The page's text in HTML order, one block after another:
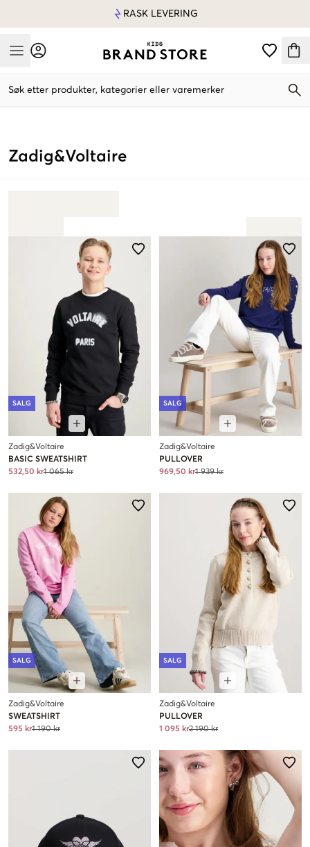
RASK LEVERING
Mobile Menu
Søk etter produkter, kategorier eller varemerker
Zadig&Voltaire
SALG
Zadig&Voltaire
BASIC SWEATSHIRT
532,50 kr1 065 kr
SALG
Zadig&Voltaire
PULLOVER
969,50 kr1 939 kr
SALG
Zadig&Voltaire
SWEATSHIRT
595 kr1 190 kr
SALG
Zadig&Voltaire
PULLOVER
1 095 kr2 190 kr